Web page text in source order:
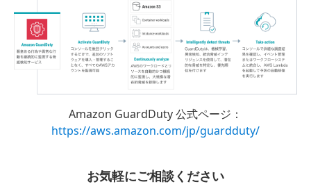
Amazon GuardDuty 公式ページ：
https://aws.amazon.com/jp/guardduty/
お気軽にご相談ください